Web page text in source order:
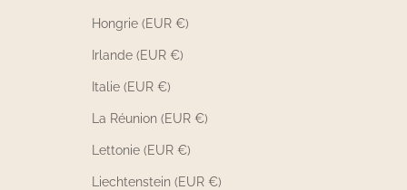
Hongrie (EUR €)
Irlande (EUR €)
Italie (EUR €)
La Réunion (EUR €)
Lettonie (EUR €)
Liechtenstein (EUR €)